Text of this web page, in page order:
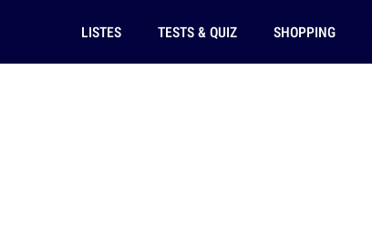
LISTES TESTS & QUIZ SHOPPING